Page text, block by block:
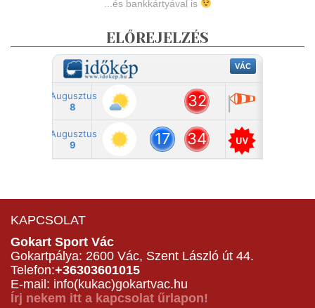
...és bankkártyával is
ELŐREJELZÉS
KAPCSOLAT
Gokart Sport Vác
Gokartpálya: 2600 Vác, Szent László út 44.
Telefon:+36303601015
E-mail: info(kukac)gokartvac.hu
Írj nekem itt a kapcsolat űrlapon!